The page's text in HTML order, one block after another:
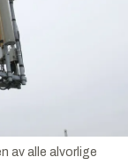
av alle alvorlige